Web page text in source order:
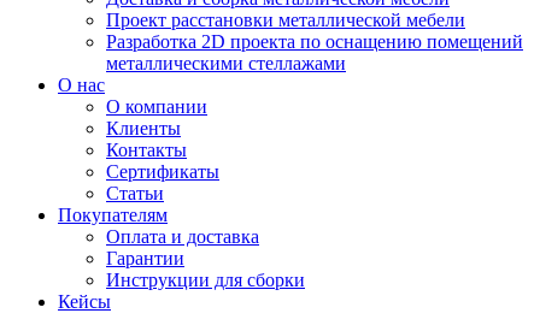
Проект расстановки металлической мебели
Разработка 2D проекта по оснащению помещений
металлическими стеллажами
О нас
О компании
Клиенты
Контакты
Сертификаты
Статьи
Покупателям
Оплата и доставка
Гарантии
Инструкции для сборки
Кейсы